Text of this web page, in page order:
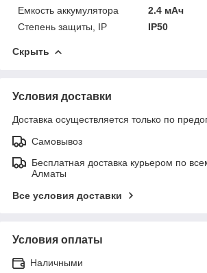
Емкость аккумулятора
2.4 мАч
Степень защиты, IP
IP50
Скрыть
Условия доставки
Доставка осуществляется только по
Самовывоз
Бесплатная доставка курьером по
Алматы
Все условия доставки
Условия оплаты
Наличными